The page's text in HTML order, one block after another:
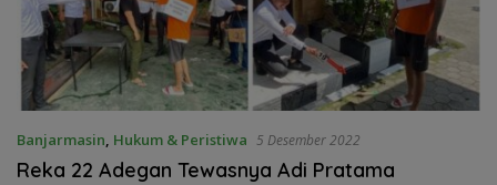
Banjarmasin, Hukum & Peristiwa 5 Desember 2022
Reka 22 Adegan Tewasnya Adi Pratama